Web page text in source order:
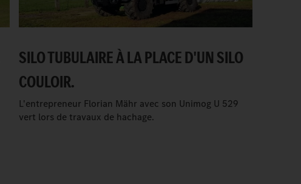
SILO TUBULAIRE À LA PLACE D'UN SILO
COULOIR.
L'entrepreneur Florian Mähr avec son Unimog U 529
vert lors de travaux de hachage.